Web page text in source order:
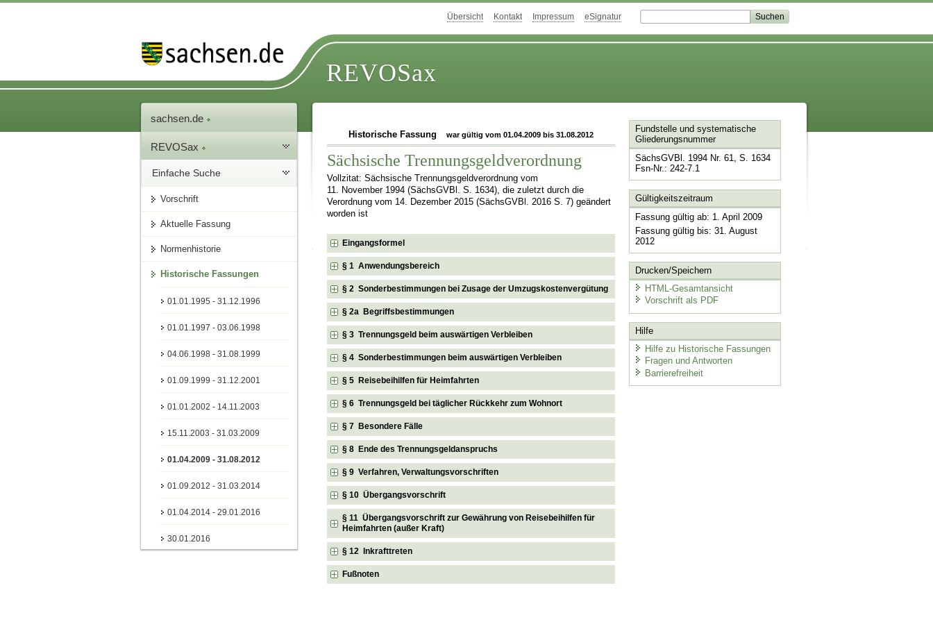
Übersicht Kontakt Impressum eSignatur
REVOSax
sachsen.de
REVOSax
Einfache Suche
Vorschrift
Aktuelle Fassung
Normenhistorie
Historische Fassungen
01.01.1995 - 31.12.1996
01.01.1997 - 03.06.1998
04.06.1998 - 31.08.1999
01.09.1999 - 31.12.2001
01.01.2002 - 14.11.2003
15.11.2003 - 31.03.2009
01.04.2009 - 31.08.2012
01.09.2012 - 31.03.2014
01.04.2014 - 29.01.2016
30.01.2016
Historische Fassung war gültig vom 01.04.2009 bis 31.08.2012
Sächsische Trennungsgeldverordnung
Vollzitat: Sächsische Trennungsgeldverordnung vom
11. November 1994 (SächsGVBl. S. 1634), die zuletzt durch die
Verordnung vom 14. Dezember 2015 (SächsGVBl. 2016 S. 7) geändert
worden ist
Eingangsformel
§ 1 Anwendungsbereich
§ 2 Sonderbestimmungen bei Zusage der Umzugskostenvergütung
§ 2a Begriffsbestimmungen
§ 3 Trennungsgeld beim auswärtigen Verbleiben
§ 4 Sonderbestimmungen beim auswärtigen Verbleiben
§ 5 Reisebeihilfen für Heimfahrten
§ 6 Trennungsgeld bei täglicher Rückkehr zum Wohnort
§ 7 Besondere Fälle
§ 8 Ende des Trennungsgeldanspruchs
§ 9 Verfahren, Verwaltungsvorschriften
§ 10 Übergangsvorschrift
§ 11 Übergangsvorschrift zur Gewährung von Reisebeihilfen für
Heimfahrten (außer Kraft)
§ 12 Inkrafttreten
Fußnoten
Fundstelle und systematische
Gliederungsnummer
SächsGVBl. 1994 Nr. 61, S. 1634
Fsn-Nr.: 242-7.1
Gültigkeitszeitraum
Fassung gültig ab: 1. April 2009
Fassung gültig bis: 31. August
2012
Drucken/Speichern
HTML-Gesamtansicht
Vorschrift als PDF
Hilfe
Hilfe zu Historische Fassungen
Fragen und Antworten
Barrierefreiheit